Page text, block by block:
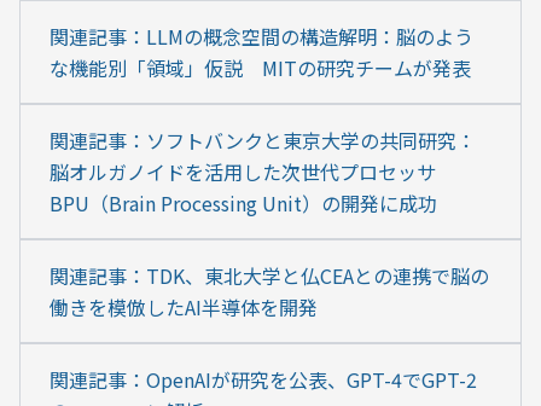
関連記事：LLMの概念空間の構造解明：脳のよう
な機能別「領域」仮説　MITの研究チームが発表
関連記事：ソフトバンクと東京大学の共同研究：
脳オルガノイドを活用した次世代プロセッサ
BPU（Brain Processing Unit）の開発に成功
関連記事：TDK、東北大学と仏CEAとの連携で脳の
働きを模倣したAI半導体を開発
関連記事：OpenAIが研究を公表、GPT-4でGPT-2